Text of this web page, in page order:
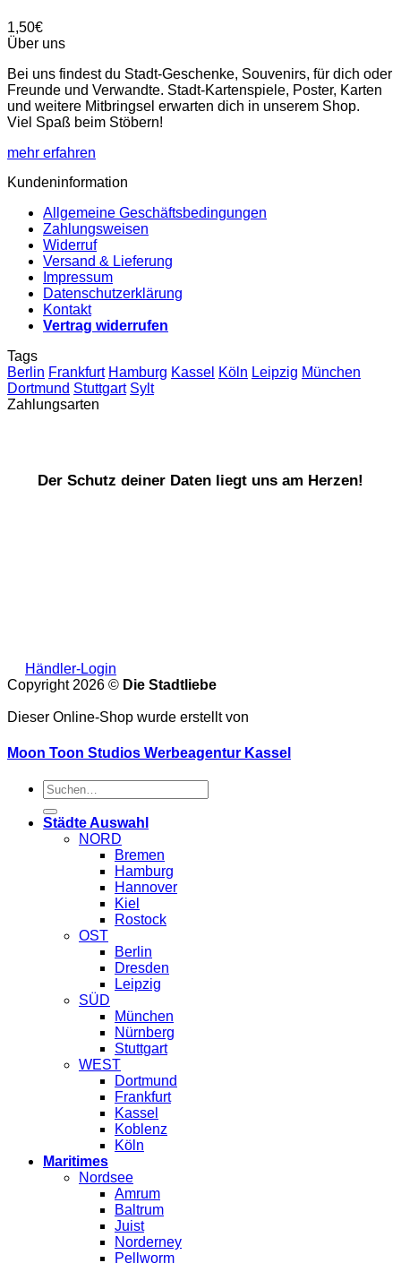
1,50€
Über uns
Bei uns findest du Stadt-Geschenke, Souvenirs, für dich oder
Freunde und Verwandte. Stadt-Kartenspiele, Poster, Karten
und weitere Mitbringsel erwarten dich in unserem Shop.
Viel Spaß beim Stöbern!
mehr erfahren
Kundeninformation
Allgemeine Geschäftsbedingungen
Zahlungsweisen
Widerruf
Versand & Lieferung
Impressum
Datenschutzerklärung
Kontakt
Vertrag widerrufen
Tags
Berlin Frankfurt Hamburg Kassel Köln Leipzig München
Dortmund Stuttgart Sylt
Zahlungsarten
Der Schutz deiner Daten liegt uns am Herzen!
Händler-Login
Copyright 2026 © Die Stadtliebe
Dieser Online-Shop wurde erstellt von
Moon Toon Studios Werbeagentur Kassel
Suche
nach:
Städte Auswahl
NORD
Bremen
Hamburg
Hannover
Kiel
Rostock
OST
Berlin
Dresden
Leipzig
SÜD
München
Nürnberg
Stuttgart
WEST
Dortmund
Frankfurt
Kassel
Koblenz
Köln
Maritimes
Nordsee
Amrum
Baltrum
Juist
Norderney
Pellworm